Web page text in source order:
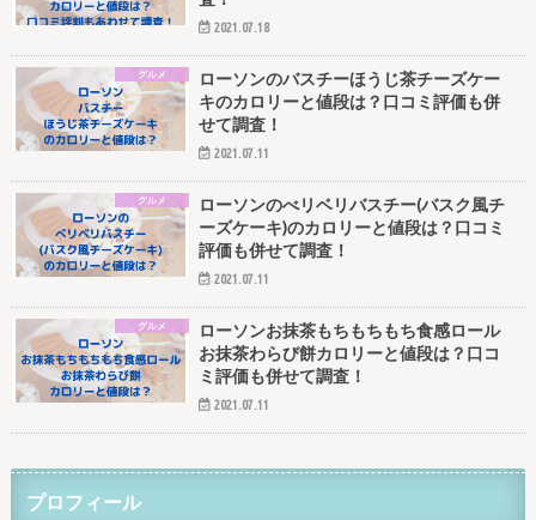
2021.07.18
グルメ
ローソンのバスチーほうじ茶チーズケー
キのカロリーと値段は？口コミ評価も併
せて調査！
2021.07.11
グルメ
ローソンのべリベリバスチー(バスク風チ
ーズケーキ)のカロリーと値段は？口コミ
評価も併せて調査！
2021.07.11
グルメ
ローソンお抹茶もちもちもち食感ロール
お抹茶わらび餅カロリーと値段は？口コ
ミ評価も併せて調査！
2021.07.11
プロフィール